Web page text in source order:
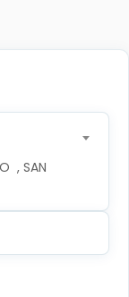
, SAN